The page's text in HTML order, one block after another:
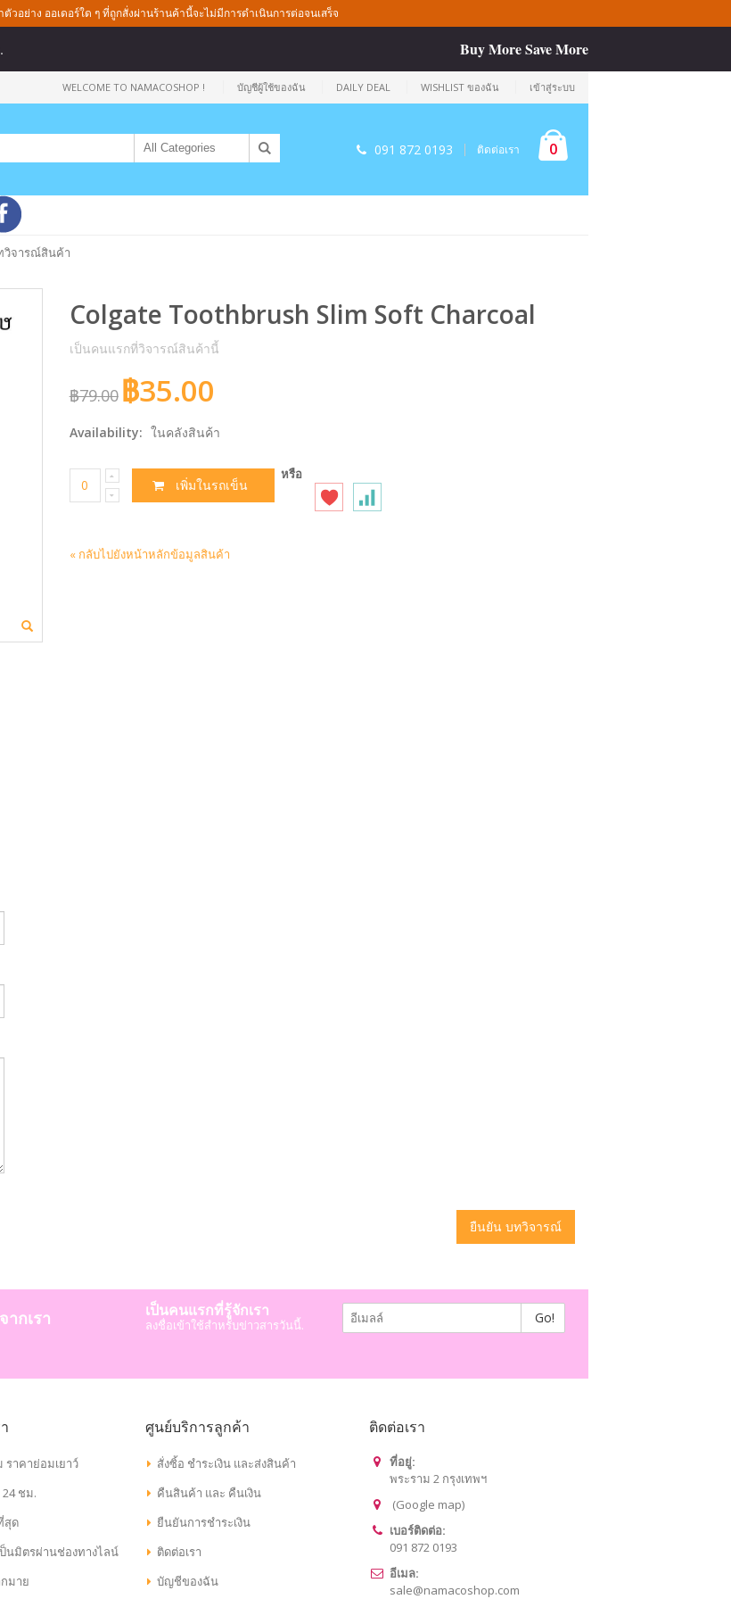
ตัวอย่าง ออเดอร์ใด ๆ ที่ถูกสั่งผ่านร้านค้านี้จะไม่มีการดำเนินการต่อจนเสร็จ
Buy More Save More
บัญชีผู้ใช้ของฉัน DAILY DEAL WISHLIST ของฉัน เข้าสู่ระบบ
WELCOME TO NAMACOSHOP !
091 872 0193 ติดต่อเรา 0
วิจารณ์สินค้า
Colgate Toothbrush Slim Soft Charcoal
เป็นคนแรกที่วิจารณ์สินค้านี้
฿79.00 ฿35.00
Availability: ในคลังสินค้า
เพิ่มในรถเข็น
หรือ
« กลับไปยังหน้าหลักข้อมูลสินค้า
ยืนยัน บทวิจารณ์
กเรา
เป็นคนแรกที่รู้จักเรา
ลงชื่อเข้าใช้สำหรับข่าวสารวันนี้. Go!
าคาย่อมเยาว์
ชม.
สุด
นมิตรผ่านช่องทางไลน์
มาย
ศูนย์บริการลูกค้า
สั่งซิ้อ ชำระเงิน และส่งสินค้า
คืนสินค้า และ คืนเงิน
ยืนยันการชำระเงิน
ติดต่อเรา
บัญชีของฉัน
ติดต่อเรา
ที่อยู่:
พระราม 2 กรุงเทพฯ
(Google map)
เบอร์ติดต่อ:
091 872 0193
อีเมล:
sale@namacoshop.com